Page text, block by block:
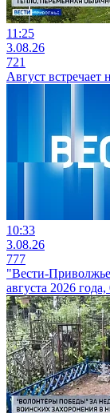
11:25
3.08.26
721
Август встречает
10:33
3.08.26
777
"Вести-
августа 2026 года,